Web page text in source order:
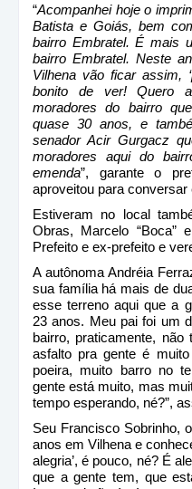
“Acompanhei hoje o
Batista e Goiás, bem
bairro Embratel. É mais
bairro Embratel. Neste
Vilhena vão ficar assim,
bonito de ver! Quero
moradores do bairro
quase 30 anos, e
senador Acir Gurgacz
moradores aqui do
emenda”, garante o
aproveitou para
Estiveram no local
Obras, Marcelo “Boca”
Prefeito e ex-prefeito e
A autônoma Andréia
sua família há mais de
esse terreno aqui que a
23 anos. Meu pai foi um
bairro, praticamente,
asfalto pra gente é
poeira, muito barro no
gente está muito, mas
tempo esperando, né?”,
Seu Francisco Sobrinho,
anos em Vilhena e
alegria’, é pouco, né? É
que a gente tem, que